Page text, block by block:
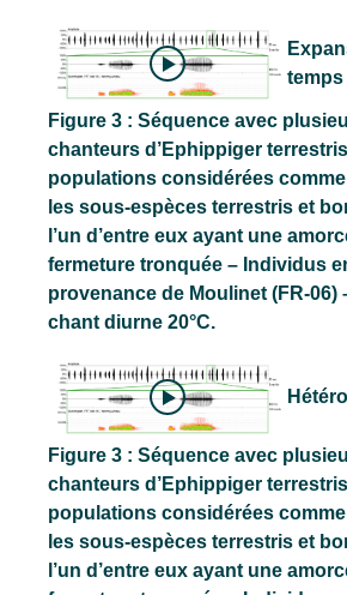
temps
Figure 3 : Séquence avec
chanteurs d’Ephippiger
populations considérées
les sous-espèces terrestris et
l’un d’entre eux ayant une
fermeture tronquée – Individus
provenance de Moulinet (FR-06)
chant diurne 20°C.
Figure 3 : Séquence avec
chanteurs d’Ephippiger
populations considérées
les sous-espèces terrestris et
l’un d’entre eux ayant une